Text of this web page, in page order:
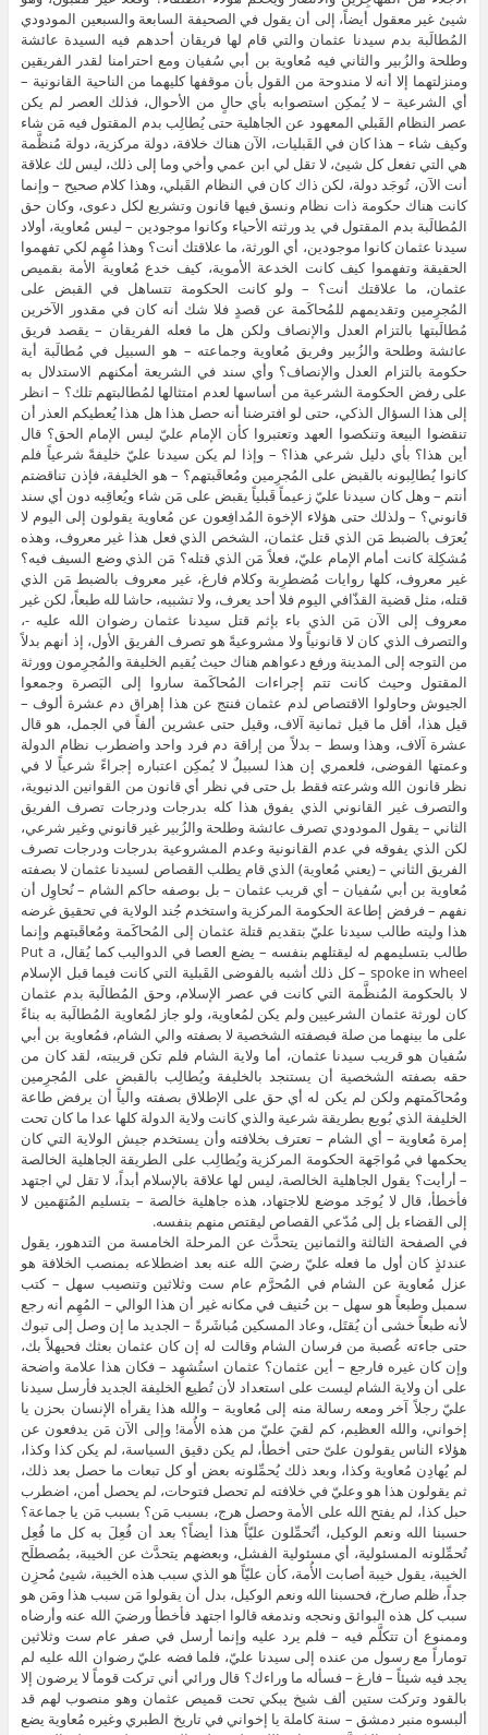
شيئ غير معقول أيضاً، إلى أن يقول في الصحيفة السابعة والسبعين المودودي
المُطالَبة بدم سيدنا عثمان والتي قام لها فريقان أحدهم فيه السيدة عائشة
وطلحة والزُبير والثاني فيه مُعاوية بن أبي سُفيان ومع احترامنا لقدر الفريقين
ومنزلتهما إلا أنه لا مندوحة من القول بأن موقفها كليهما من الناحية القانونية –
أي الشرعية – لا يُمكِن استصوابه بأي حالٍ من الأحوال، فذلك العصر لم يكن
عصر النظام القَبلي المعهود عن الجاهلية حتى يُطالِب بدم المقتول فيه مَن شاء
وكيف شاء – هذا كان في القَبليات، الآن هناك خلافة، دولة مركزية، دولة مُنظَّمة
هي التي تفعل كل شيئ، لا تقل لي ابن عمي وأخي وما إلى ذلك، ليس لك علاقة
أنت الآن، تُوجَد دولة، لكن ذاك كان في النظام القَبلي، وهذا كلام صحيح – وإنما
كانت هناك حكومة ذات نظام ونسق فيها قانون وتشريع لكل دعوى، وكان حق
المُطالَبة بدم المقتول في يد ورثته الأحياء وكانوا موجودين – ليس مُعاوية، أولاد
سيدنا عثمان كانوا موجودين، أي الورثة، ما علاقتك أنت؟ وهذا مُهِم لكي تفهموا
الحقيقة وتفهموا كيف كانت الخدعة الأموية، كيف خدع مُعاوية الأمة بقميص
عثمان، ما علاقتك أنت؟ – ولو كانت الحكومة تتساهل في القبض على
المُجرِمين وتقديمهم للمُحاكَمة عن قصدٍ فلا شك أنه كان في مقدور الآخرين
مُطالَبتها بالتزام العدل والإنصاف ولكن هل ما فعله الفريقان – يقصد فريق
عائشة وطلحة والزُبير وفريق مُعاوية وجماعته – هو السبيل في مُطالَبة أية
حكومة بالتزام العدل والإنصاف؟ وأي سند في الشريعة أمكنهم الاستدلال به
على رفض الحكومة الشرعية من أساسها لعدم امتثالها لمُطالبتهم تلك؟ – انظر
إلى هذا السؤال الذكي، حتى لو افترضنا أنه حصل هذا هل هذا يُعطيكم العذر أن
تنقضوا البيعة وتنكصوا العهد وتعتبروا كأن الإمام عليّ ليس الإمام الحق؟ قال
أين هذا؟ بأي دليل شرعي هذا؟ – وإذا لم يكن سيدنا عليّ خليفةً شرعياً فلم
كانوا يُطالِبونه بالقبض على المُجرِمين ومُعاقَبتهم؟ – هو الخليفة، فإذن تناقضتم
أنتم – وهل كان سيدنا عليّ زعيماً قَبلياً يقبض على مَن شاء ويُعاقِبه دون أي سند
قانوني؟ – ولذلك حتى هؤلاء الإخوة المُدافِعون عن مُعاوية يقولون إلى اليوم لا
يُعرَف بالضبط مَن الذي قتل عثمان، الشخص الذي فعل هذا غير معروف، وهذه
مُشكِلة كانت أمام الإمام عليّ، فعلاً مَن الذي قتله؟ مَن الذي وضع السيف فيه؟
غير معروف، كلها روايات مُضطرِبة وكلام فارغ، غير معروف بالضبط مَن الذي
قتله، مثل قضية القذّافي اليوم فلا أحد يعرف، ولا تشبيه، حاشا لله طبعاً، لكن غير
معروف إلى الآن مَن الذي باء بإثم قتل سيدنا عثمان رضوان الله عليه -،
والتصرف الذي كان لا قانونياً ولا مشروعيةً هو تصرف الفريق الأول، إذ أنهم بدلاً
من التوجه إلى المدينة ورفع دعواهم هناك حيث يُقيم الخليفة والمُجرِمون وورثة
المقتول وحيث كانت تتم إجراءات المُحاكَمة ساروا إلى البَصرة وجمعوا
الجيوش وحاولوا الاقتصاص لدم عثمان فنتج عن هذا إهراق دم عشرة ألوف –
قيل هذا، أقل ما قيل ثمانية آلاف، وقيل حتى عشرين ألفاً في الجمل، هو قال
عشرة آلاف، وهذا وسط – بدلاً من إراقة دم فرد واحد واضطرب نظام الدولة
وعمتها الفوضى، فلعمري إن هذا لسبيلٌ لا يُمكِن اعتباره إجراءً شرعياً لا في
نظر قانون الله وشرعته فقط بل حتى في نظر أي قانون من القوانين الدنيوية،
والتصرف غير القانوني الذي يفوق هذا كله بدرجات ودرجات تصرف الفريق
الثاني – يقول المودودي تصرف عائشة وطلحة والزُبير غير قانوني وغير شرعي،
لكن الذي يفوقه في عدم القانونية وعدم المشروعية بدرجات ودرجات تصرف
الفريق الثاني – (يعني مُعاوية) الذي قام يطلب القصاص لسيدنا عثمان لا بصفته
مُعاوية بن أبي سُفيان – أي قريب عثمان – بل بوصفه حاكم الشام – نُحاوِل أن
نفهم – فرفض إطاعة الحكومة المركزية واستخدم جُند الولاية في تحقيق غرضه
هذا وليته طالب سيدنا عليّ بتقديم قتلة عثمان إلى المُحاكَمة ومُعاقَبتهم وإنما
طالب بتسليمهم له ليقتلهم بنفسه – يضع العصا في الدواليب كما يُقال، Put a
spoke in wheel – كل ذلك أشبه بالفوضى القَبلية التي كانت فيما قبل الإسلام
لا بالحكومة المُنظَّمة التي كانت في عصر الإسلام، وحق المُطالَبة بدم عثمان
كان لورثة عثمان الشرعيين ولم يكن لمُعاوية، ولو جاز لمُعاوية المُطالَبة به بناءً
على ما بينهما من صلة فبصفته الشخصية لا بصفته والي الشام، فمُعاوية بن أبي
سُفيان هو قريب سيدنا عثمان، أما ولاية الشام فلم تكن قريبته، لقد كان من
حقه بصفته الشخصية أن يستنجد بالخليفة ويُطالِب بالقبض على المُجرِمين
ومُحاكَمتهم ولكن لم يكن له أي حق على الإطلاق بصفته والياً أن يرفض طاعة
الخليفة الذي بُويع بطريقة شرعية والذي كانت ولاية الدولة كلها عدا ما كان تحت
إمرة مُعاوية – أي الشام – تعترف بخلافته وأن يستخدم جيش الولاية التي كان
يحكمها في مُواجَهة الحكومة المركزية ويُطالِب على الطريقة الجاهلية الخالصة
– أرأيت؟ يقول الجاهلية الخالصة، ليس لها علاقة بالإسلام أبداً، لا تقل لي اجتهد
فأخطأ، قال لا يُوجَد موضع للاجتهاد، هذه جاهلية خالصة – بتسليم المُتهَمين لا
إلى القضاء بل إلى مُدّعي القصاص ليقتص منهم بنفسه.
في الصفحة الثالثة والثمانين يتحدَّث عن المرحلة الخامسة من التدهور، يقول
عندئذٍ كان أول ما فعله عليّ رضيَ الله عنه بعد اضطلاعه بمنصب الخلافة هو
عزل مُعاوية عن الشام في المُحرَّم عام ست وثلاثين وتنصيب سهل – كتب
سمبل وطبعاً هو سهل – بن حُنيف في مكانه غير أن هذا الوالي – المُهِم أنه رجع
لأنه طبعاً خشى أن يُقتَل، وعاد المسكين مُباشَرةً – الجديد ما إن وصل إلى تبوك
حتى جاءته عُصبة من فرسان الشام وقالت له إن كان عثمان بعثك فحيهلاً بك،
وإن كان غيره فارجع – أين عثمان؟ عثمان استُشهِد – فكان هذا علامة واضحة
على أن ولاية الشام ليست على استعداد لأن تُطيع الخليفة الجديد فأرسل سيدنا
عليّ رجلاً آخر ومعه رسالة منه إلى مُعاوية – والله هذا يقرأه الإنسان بحزن يا
إخواني، والله العظيم، كم لقيَ عليّ من هذه الأُمة! وإلى الآن مَن يدفعون عن
هؤلاء الناس يقولون علىّ حتى أخطأ، لم يكن دقيق السياسة، لم يكن كذا وكذا،
لم يُهادِن مُعاوية وكذا، وبعد ذلك يُحمِّلونه بعض أو كل تبعات ما حصل بعد ذلك،
ثم يقولون هذا هو وعليّ في خلافته لم تحصل فتوحات، لم يحصل أمن، اضطرب
حبل كذا، لم يفتح الله على الأمة وحصل هرج، بسبب مَن؟ بسبب مَن يا جماعة؟
حسبنا الله ونعم الوكيل، أتُحمِّلون عليّاً هذا أيضاً؟ بعد أن فُعِلَ به كل ما فُعِل
تُحمِّلونه المسئولية، أي مسئولية الفشل، وبعضهم يتحدَّث عن الخيبة، بمُصطلَح
الخيبة، يقول خيبة أصابت الأُمة، كأن عليّاً هو الذي سبب هذه الخيبة، شيئ مُحزِن
جداً، ظلم صارخ، فحسبنا الله ونعم الوكيل، بدل أن يقولوا مَن سبب هذا ومَن هو
سبب كل هذه البوائق ونحجه وندمغه قالوا اجتهد فأخطأ ورضيَ الله عنه وأرضاه
وممنوع أن تتكلَّم فيه – فلم يرد عليه وإنما أرسل في صفر عام ست وثلاثين
توماراً مع رسول من عنده إلى سيدنا عليّ، فلما فضه عليّ رضوان الله عليه لم
يجد فيه شيئاً – فارغ – فسأله ما وراءك؟ قال ورائي أني تركت قوماً لا يرضون إلا
بالقود وتركت ستين ألف شيخ يبكي تحت قميص عثمان وهو منصوب لهم قد
ألبسوه منبر دمشق – سنة كاملة يا إخواني في تاريخ الطبري وغيره مُعاوية يضع